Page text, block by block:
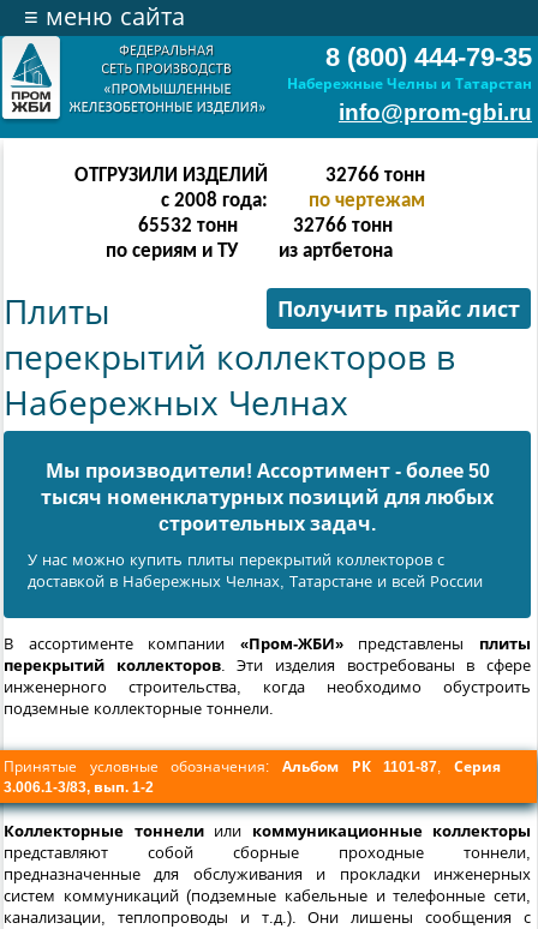
8 (800) 444-79-35
Набережные Челны и Татарстан
info@prom-gbi.ru
≡ меню сайта
ОТГРУЗИЛИ ИЗДЕЛИЙ
с 2008 года:
65534тонн
по чертежам
131068 тонн
по сериям и ТУ
65534 тонн
из артбетона
Получить прайс лист
Плиты
перекрытий коллекторов в
Набережных Челнах
Мы производители! Ассортимент - более 50
тысяч номенклатурных позиций для любых
cтроительных задач.
У нас можно купить плиты перекрытий коллекторов с
доставкой в Набережных Челнах, Татарстане и всей России
В ассортименте компании «Пром-ЖБИ»представлены плиты
перекрытий коллекторов. Эти изделия востребованы в сфере
инженерного строительства, когда необходимо обустроить
подземные коллекторные тоннели.
Принятые условные обозначения: Альбом РК 1101-87,Серия
3.006.1-3/83, вып. 1-2
Коллекторные тоннелиили коммуникационные коллекторы
представляют собой сборные проходные тоннели,
предназначенные для обслуживания и прокладки инженерных
систем коммуникаций (подземные кабельные и телефонные сети,
канализации, теплопроводы и т.д.). Они лишены сообщения с